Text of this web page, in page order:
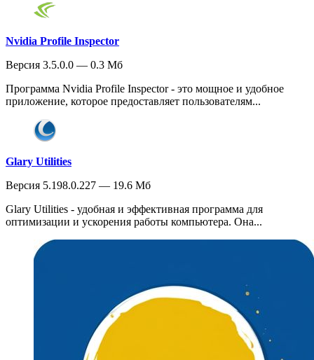
Nvidia Profile Inspector
Версия 3.5.0.0 — 0.3 Мб
Программа Nvidia Profile Inspector - это мощное и удобное
приложение, которое предоставляет пользователям...
Glary Utilities
Версия 5.198.0.227 — 19.6 Мб
Glary Utilities - удобная и эффективная программа для
оптимизации и ускорения работы компьютера. Она...